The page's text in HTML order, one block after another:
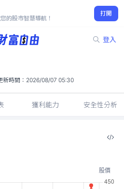
的股市智慧導航！
打開
登入
-2.27%
新時間： 2026/08/07 05:30
獲利能力 安全性分析